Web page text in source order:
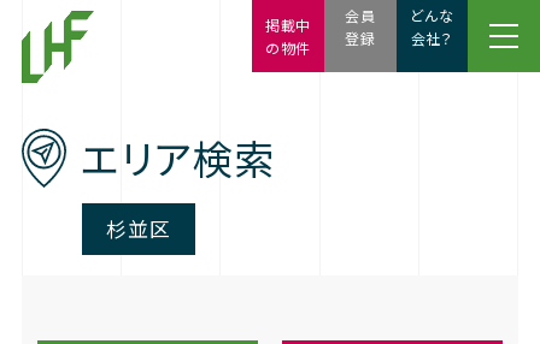
エリア検索
杉並区
会員
登録
どんな
会社？
掲載中
の物件